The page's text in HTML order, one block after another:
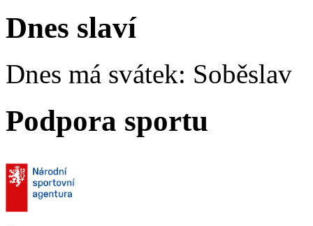
Dnes slaví
Dnes má svátek: Soběslav
Podpora sportu